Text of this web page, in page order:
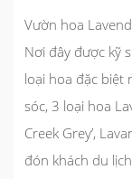
Vườn hoa
Nơi đây được kỹ
loại hoa đặc biệt
sóc, 3 loại hoa
Creek Grey’,
đón khách du